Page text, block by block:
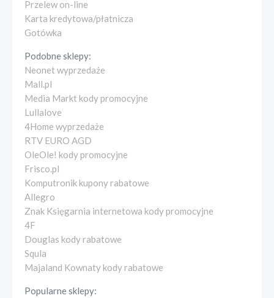
Przelew on-line
Karta kredytowa/płatnicza
Gotówka
Podobne sklepy:
Neonet wyprzedaże
Mall.pl
Media Markt kody promocyjne
Lullalove
4Home wyprzedaże
RTV EURO AGD
OleOle! kody promocyjne
Frisco.pl
Komputronik kupony rabatowe
Allegro
Znak Księgarnia internetowa kody promocyjne
4F
Douglas kody rabatowe
Squla
Majaland Kownaty kody rabatowe
Popularne sklepy: